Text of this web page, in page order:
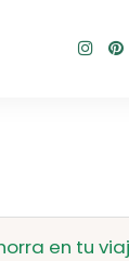
en tu